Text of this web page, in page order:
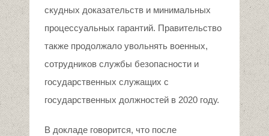
скудных доказательств и минимальных
процессуальных гарантий. Правительство
также продолжало увольнять военных,
сотрудников службы безопасности и
государственных служащих с
государственных должностей в 2020 году.
В докладе говорится, что после